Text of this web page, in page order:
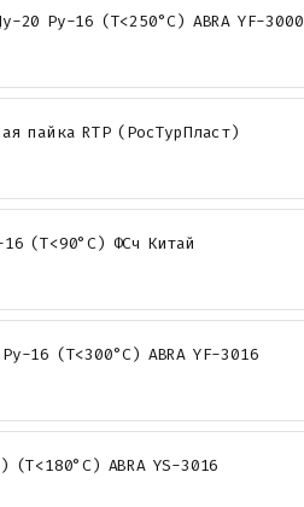
20 Ру-16 (Т<250°С) ABRA YF-3000
пайка RTP (РосТурПласт)
(Т<90°С) ФСч Китай
16 (Т<300°С) ABRA YF-3016
ABRA YS-3016